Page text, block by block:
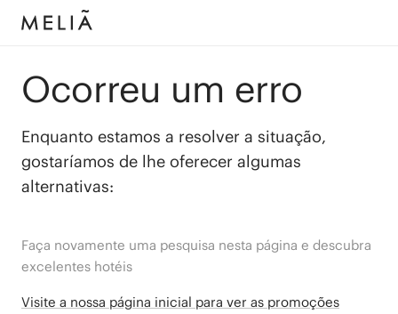
Ocorreu um erro
Enquanto estamos a resolver a situação,
gostaríamos de lhe oferecer algumas
alternativas:
Faça novamente uma pesquisa nesta página e descubra
excelentes hotéis
Visite a nossa página inicial para ver as promoções